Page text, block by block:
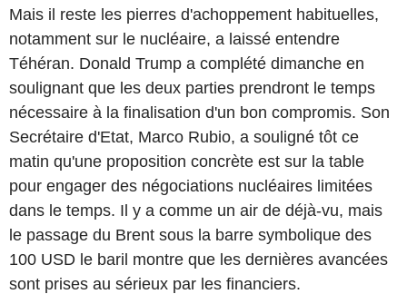
Mais il reste les pierres d'achoppement habituelles,
notamment sur le nucléaire, a laissé entendre
Téhéran. Donald Trump a complété dimanche en
soulignant que les deux parties prendront le temps
nécessaire à la finalisation d'un bon compromis. Son
Secrétaire d'Etat, Marco Rubio, a souligné tôt ce
matin qu'une proposition concrète est sur la table
pour engager des négociations nucléaires limitées
dans le temps. Il y a comme un air de déjà-vu, mais
le passage du Brent sous la barre symbolique des
100 USD le baril montre que les dernières avancées
sont prises au sérieux par les financiers.